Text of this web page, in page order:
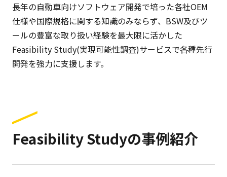
長年の自動車向けソフトウェア開発で培った各社OEM
仕様や国際規格に関する知識のみならず、BSW及びツ
ールの豊富な取り扱い経験を最大限に活かした
Feasibility Study(実現可能性調査)サービスで各種先行
開発を強力に支援します。
Feasibility Studyの事例紹介